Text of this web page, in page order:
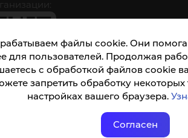
файлы cookie. Они
для пользователей. Продолжая
с обработкой файлов cookie
запретить обработку
настройках вашего браузера.
Согласен
доступна по QR-коду, а так же по